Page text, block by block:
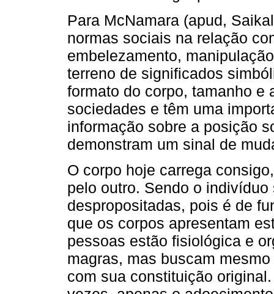
Para McNamara (apud,
normas sociais na relação
embelezamento,
terreno de significados
formato do corpo, tamanho e
sociedades e têm uma
informação sobre a posição
demonstram um sinal de
O corpo hoje carrega
pelo outro. Sendo o
despropositadas, pois é de
que os corpos apresentam
pessoas estão fisiológica e
magras, mas buscam
com sua constituição